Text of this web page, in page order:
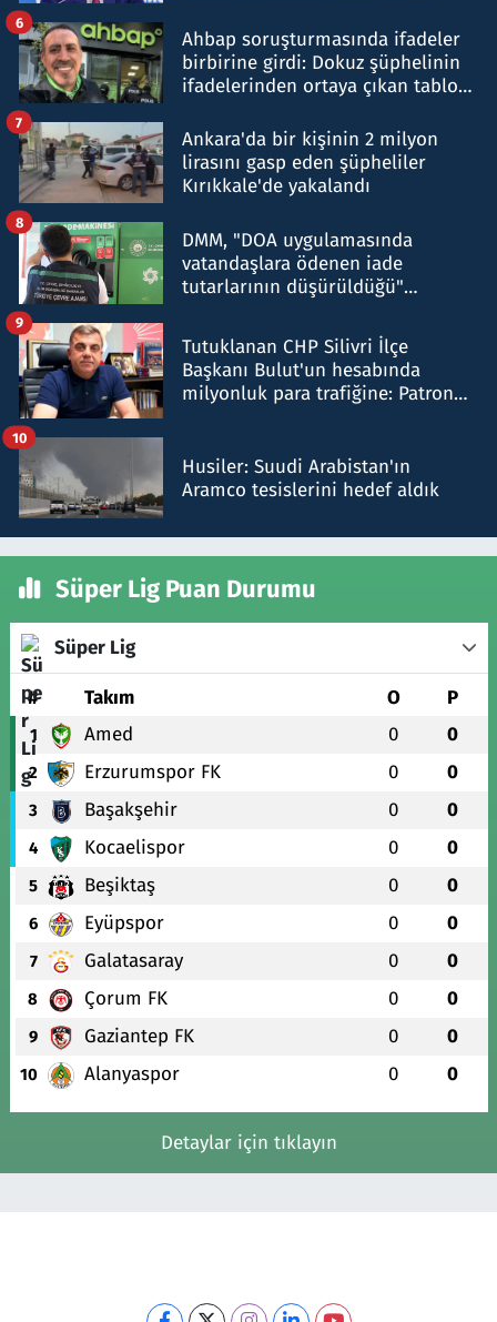
Ahbap soruşturmasında ifadeler
birbirine girdi: Dokuz şüphelinin
ifadelerinden ortaya çıkan tablo
6
Ankara'da bir kişinin 2 milyon
lirasını gasp eden şüpheliler
Kırıkkale'de yakalandı
7
DMM, "DOA uygulamasında
vatandaşlara ödenen iade
tutarlarının düşürüldüğü"
8
Tutuklanan CHP Silivri İlçe
Başkanı Bulut'un hesabında
milyonluk para trafiğine: Patron
9
Husiler: Suudi Arabistan'ın
Aramco tesislerini hedef aldık
10
Süper Lig Puan Durumu
Süper Lig
# Takım O P
1 Amed 0 0
2 Erzurumspor FK 0 0
3 Başakşehir 0 0
4 Kocaelispor 0 0
5 Beşiktaş 0 0
6 Eyüpspor 0 0
7 Galatasaray 0 0
8 Çorum FK 0 0
9 Gaziantep FK 0 0
10 Alanyaspor 0 0
Detaylar için tıklayın